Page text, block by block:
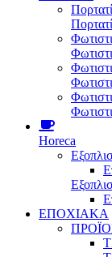
Horeca
ΕΠΟΧΙΑΚΑ